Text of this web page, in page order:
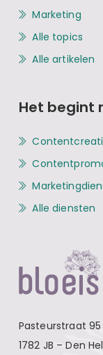
Pasteurstraat 95
1782 JB – Den
Marketing
Alle topics
Alle artikelen
Het begint
Alle diensten